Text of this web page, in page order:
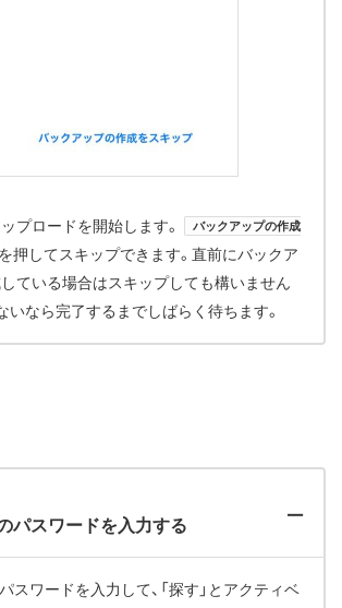
プロードを開始します。 バックアップの作成
を押してスキップできます。直前にバックア
ている場合はスキップしても構いません
いなら完了するまでしばらく待ちます。
パスワードを入力する
スワードを入力して、「探す」とアクティベ